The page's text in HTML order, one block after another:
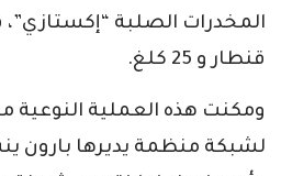
قنطار و 25 كلغ.
ومكنت هذه العملية النوعية
لشبكة منظمة يديرها بارون